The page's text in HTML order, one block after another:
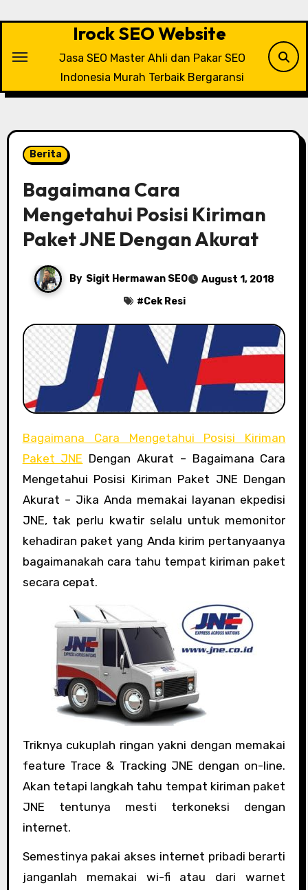
Irock SEO Website
Jasa SEO Master Ahli dan Pakar SEO
Indonesia Murah Terbaik Bergaransi
Berita
Bagaimana Cara
Mengetahui Posisi Kiriman
Paket JNE Dengan Akurat
By Sigit Hermawan SEO
August 1, 2018
#Cek Resi
Bagaimana Cara Mengetahui Posisi Kiriman
Paket JNE Dengan Akurat – Bagaimana Cara
Mengetahui Posisi Kiriman Paket JNE Dengan
Akurat – Jika Anda memakai layanan ekpedisi
JNE, tak perlu kwatir selalu untuk memonitor
kehadiran paket yang Anda kirim pertanyaanya
bagaimanakah cara tahu tempat kiriman paket
secara cepat.
Triknya cukuplah ringan yakni dengan memakai
feature Trace & Tracking JNE dengan on-line.
Akan tetapi langkah tahu tempat kiriman paket
JNE tentunya mesti terkoneksi dengan
internet.
Semestinya pakai akses internet pribadi berarti
janganlah memakai wi-fi atau dari warnet